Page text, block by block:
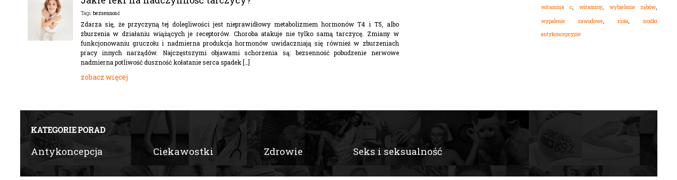
Tagi:bezsennosć
Zdarza się, że przyczyną tej dolegliwości jest nieprawidłowy metabolizmem hormonów T4 i T5, albo
zburzenia w działaniu wiążących je receptorów. Choroba atakuje nie tylko samą tarczycę. Zmiany w
funkcjonowaniu gruczołu i nadmierna produkcja hormonów uwidaczniają się również w zburzeniach
pracy innych narządów. Najczęstszymi objawami schorzenia są: bezsenność pobudzenie nerwowe
nadmierna potliwość duszność kołatanie serca spadek […]
zobacz więcej
KATEGORIE PORAD
Antykoncepcja Ciekawostki Zdrowie Seks i seksualność
witamina c witaminy wybielanie zębów,
wypalenie zawodowe, zioła
środki
antykoncepcyjne